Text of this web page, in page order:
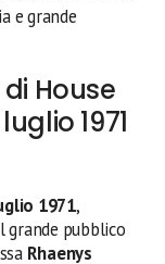
e grande
di House
1971
1971,
grande pubblico
Rhaenys